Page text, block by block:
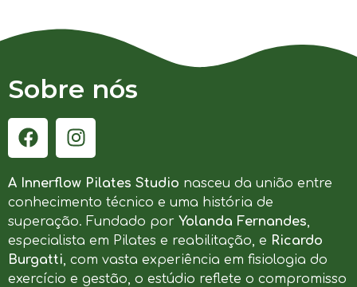
Sobre nós
A Innerflow Pilates Studio nasceu da união entre
conhecimento técnico e uma história de
superação. Fundado por Yolanda Fernandes,
especialista em Pilates e reabilitação, e Ricardo
Burgatti, com vasta experiência em fisiologia do
exercício e gestão, o estúdio reflete o compromisso